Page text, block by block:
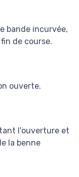
bande incurvée,
de course.
ouverte.
l'ouverture et
la benne